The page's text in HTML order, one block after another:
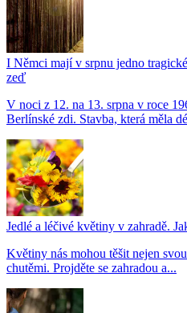
I Němci mají v srpnu jedno
zeď
V noci z 12. na 13. srpna v roce
Berlínské zdi. Stavba, která měla
Jedlé a léčivé květiny v zahradě.
Květiny nás mohou těšit nejen
chutěmi. Projděte se zahradou a...